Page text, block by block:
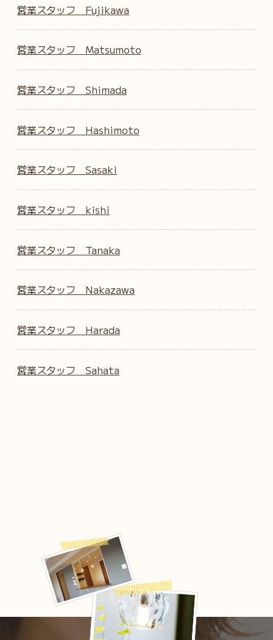
営業スタッフ Fujikawa
営業スタッフ Matsumoto
営業スタッフ Shimada
営業スタッフ Hashimoto
営業スタッフ Sasaki
営業スタッフ kishi
営業スタッフ Tanaka
営業スタッフ Nakazawa
営業スタッフ Harada
営業スタッフ Sahata